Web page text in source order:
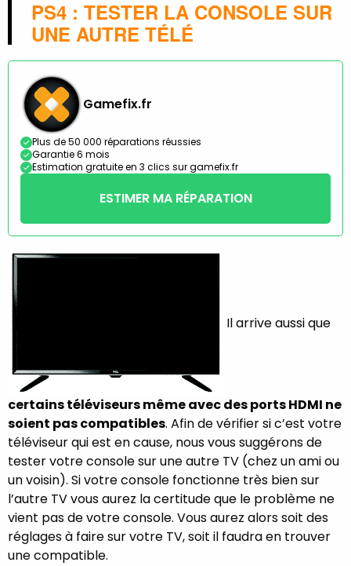
PS4 : TESTER LA CONSOLE SUR
UNE AUTRE TÉLÉ
Gamefix.fr
Plus de 50 000 réparations réussies
Garantie 6 mois
Estimation gratuite en 3 clics sur gamefix.fr
ESTIMER MA RÉPARATION
Il arrive aussi que
certains téléviseurs même avec des ports HDMI ne
soient pas compatibles. Afin de vérifier si c’est votre
téléviseur qui est en cause, nous vous suggérons de
tester votre console sur une autre TV (chez un ami ou
un voisin). Si votre console fonctionne très bien sur
l’autre TV vous aurez la certitude que le problème ne
vient pas de votre console. Vous aurez alors soit des
réglages à faire sur votre TV, soit il faudra en trouver
une compatible.